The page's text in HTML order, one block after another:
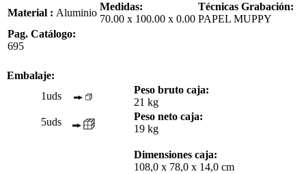
Material : Aluminio
Medidas:
70.00 x 100.00 x 0.00
Técnicas Grabación:
PAPEL MUPPY
Pag. Catálogo:
695
Embalaje:
1uds
Peso bruto caja:
21 kg
5uds
Peso neto caja:
19 kg
Dimensiones caja:
108,0 x 78,0 x 14,0 cm